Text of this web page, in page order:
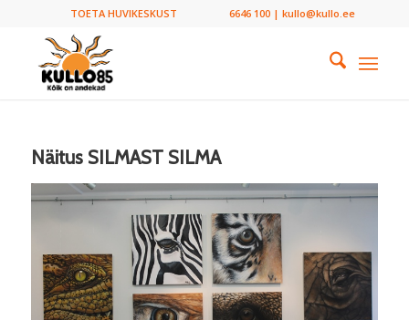
TOETA HUVIKESKUST 6646 100 | kullo@kullo.ee
Näitus SILMAST SILMA